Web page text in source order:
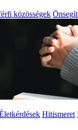
közösségek
Hitismeret